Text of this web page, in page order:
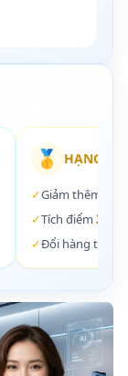
🥇 HẠNG
✓Giảm thêm
✓Tích điểm 3%
✓Đổi hàng trong